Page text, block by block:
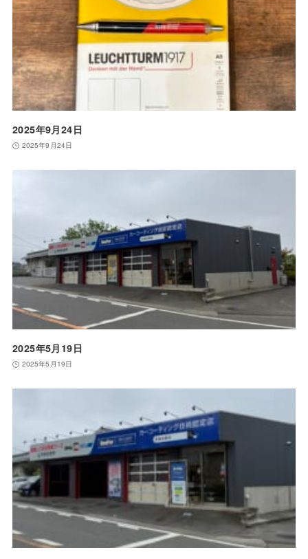
2025年9月24日
2025年9月24日
2025年5月19日
2025年5月19日